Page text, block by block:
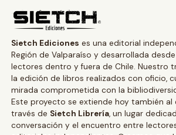
Sietch Ediciones es una editorial
Región de Valparaíso y desarrollada
lectores dentro y fuera de Chile. Nuestro
la edición de libros realizados con oficio,
mirada comprometida con la
Este proyecto se extiende hoy también al
través de Sietch Librería, un lugar
conversación y el encuentro entre